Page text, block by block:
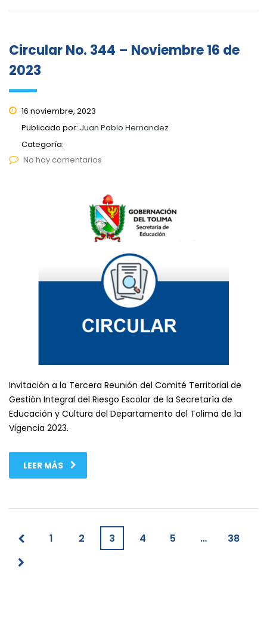
Circular No. 344 – Noviembre 16 de
2023
16 noviembre, 2023
Publicado por: Juan Pablo Hernandez
Categoría:
No hay comentarios
Invitación a la Tercera Reunión del Comité Territorial de
Gestión Integral del Riesgo Escolar de la Secretaría de
Educación y Cultura del Departamento del Tolima de la
Vigencia 2023.
LEER MÁS
1 2 3 4 5 … 38